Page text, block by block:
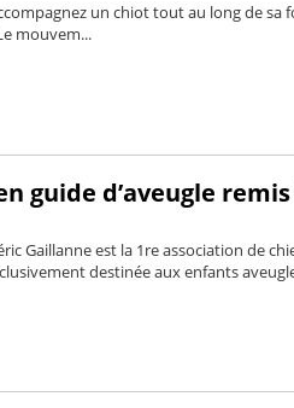
un chiot tout au long de sa
guide d’aveugle
Gaillanne est la 1re association de
destinée aux enfants